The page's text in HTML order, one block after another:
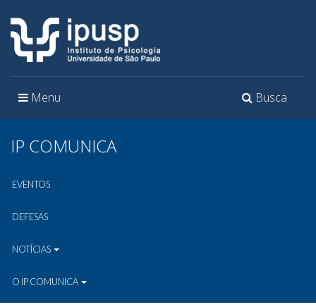
Toggle
Busca
Toggle
Menu
IP COMUNICA
EVENTOS
DEFESAS
NOTÍCIAS
O IP COMUNICA